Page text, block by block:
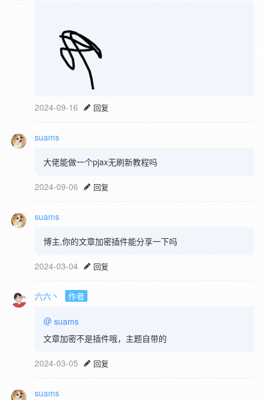
2024-09-16 回复
suams
大佬能做一个pjax无刷新教程吗
2024-09-06 回复
suams
博主,你的文章加密插件能分享一下吗
2024-03-04 回复
六六丶 作者
@ suams
文章加密不是插件哦，主题自带的
2024-03-05 回复
suams